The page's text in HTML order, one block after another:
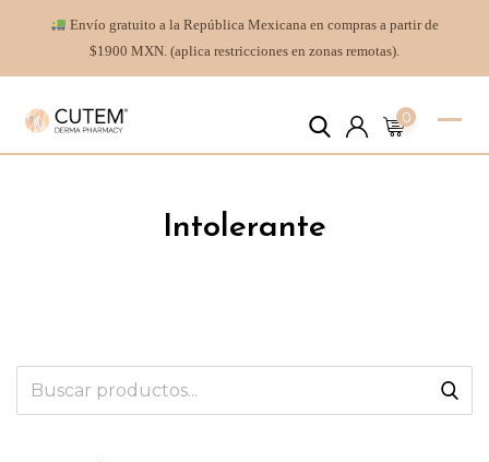
Envío gratuito a la República Mexicana en compras a partir de
$1900 MXN. (aplica restricciones en zonas remotas).
0
Intolerante